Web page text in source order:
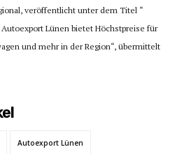
veröffentlicht unter dem Titel “
Lünen bietet Höchstpreise für
und mehr in der Region“, übermittelt
Autoexport Lünen